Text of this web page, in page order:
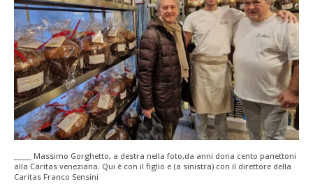
_____ Massimo Gorghetto, a destra nella foto,da anni dona cento panettoni
alla Caritas veneziana. Qui è con il figlio e (a sinistra) con il direttore della
Caritas Franco Sensini